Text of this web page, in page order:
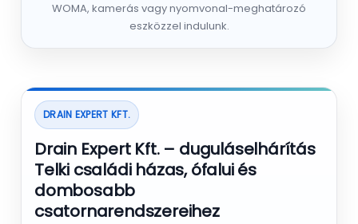
WOMA, kamerás vagy nyomvonal-meghatározó
eszközzel indulunk.
DRAIN EXPERT KFT.
Drain Expert Kft. – duguláselhárítás
Telki családi házas, ófalui és
dombosabb
csatornarendszereihez